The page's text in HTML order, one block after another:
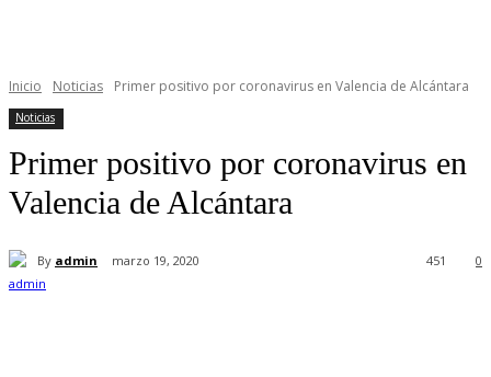
Inicio Noticias Primer positivo por coronavirus en Valencia de Alcántara
Noticias
Primer positivo por coronavirus en
Valencia de Alcántara
By admin marzo 19, 2020 0
451